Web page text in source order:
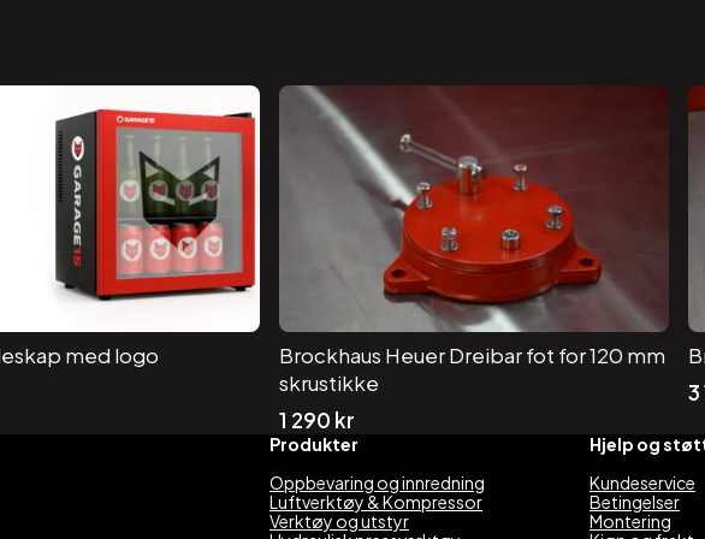
med logo
Brockhaus Heuer Dreibar fot for 120 mm
skrustikke
1 290 kr
3
Produkter
Oppbevaring og innredning
Luftverktøy & Kompressor
Verktøy og utstyr
Hjelp og
Kundeservice
Betingelser
Montering